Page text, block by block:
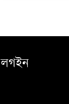
লগইন